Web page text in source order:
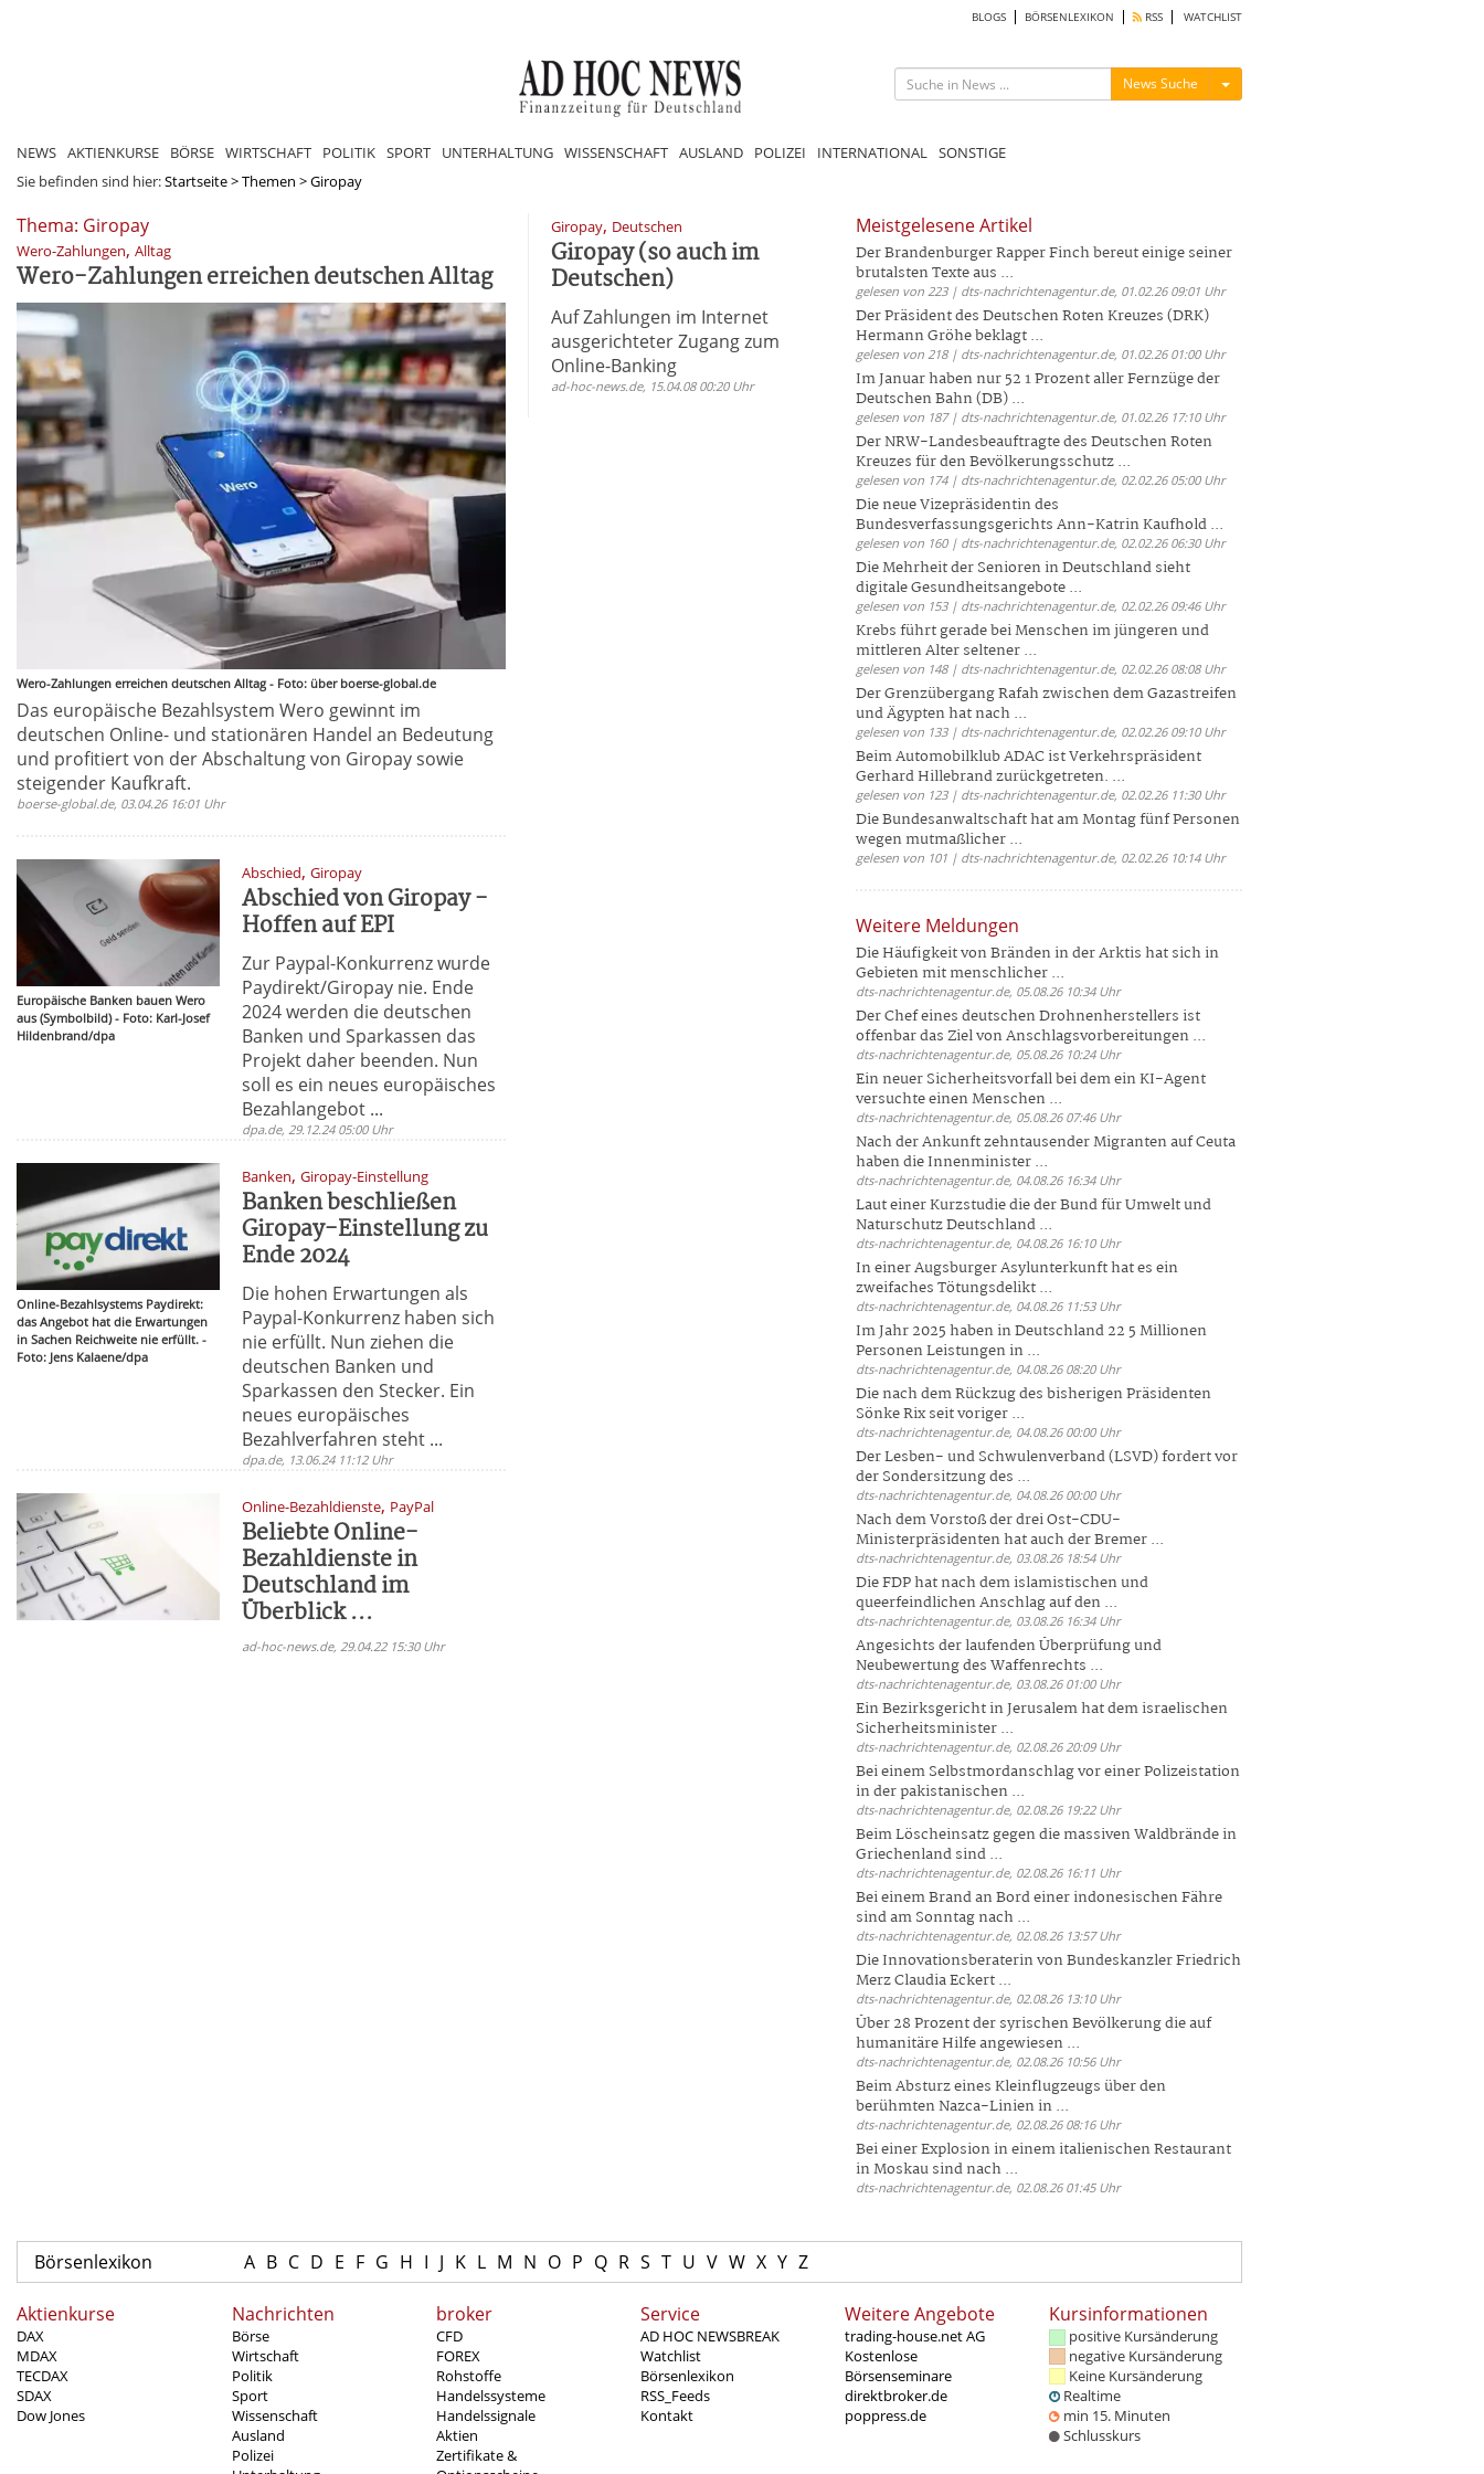
BLOGS BÖRSENLEXIKON RSS WATCHLIST
News Suche Menü ein-/ausblenden
NEWS AKTIENKURSE BÖRSE WIRTSCHAFT POLITIK SPORT UNTERHALTUNG WISSENSCHAFT AUSLAND POLIZEI INTERNATIONAL SONSTIGE
Sie befinden sind hier:Startseite>Themen >Giropay
Thema: Giropay
Wero-Zahlungen, Alltag
Wero-Zahlungen erreichen deutschen Alltag
Wero-Zahlungen erreichen deutschen Alltag - Foto: über boerse-global.de
Das europäische Bezahlsystem Wero gewinnt im
deutschen Online- und stationären Handel an Bedeutung
und profitiert von der Abschaltung von Giropay sowie
steigender Kaufkraft.
boerse-global.de, 03.04.26 16:01 Uhr
Europäische Banken bauen Wero
aus (Symbolbild) - Foto: Karl-Josef
Hildenbrand/dpa
Abschied,Giropay
Abschied von Giropay -
Hoffen auf EPI
Zur Paypal-Konkurrenz wurde
Paydirekt/Giropay nie. Ende
2024 werden die deutschen
Banken und Sparkassen das
Projekt daher beenden. Nun
soll es ein neues europäisches
Bezahlangebot ...
dpa.de, 29.12.24 05:00 Uhr
Online-Bezahlsystems Paydirekt:
das Angebot hat die Erwartungen
in Sachen Reichweite nie erfüllt. -
Foto: Jens Kalaene/dpa
Banken,Giropay-Einstellung
Banken beschließen
Giropay-Einstellung zu
Ende 2024
Die hohen Erwartungen als
Paypal-Konkurrenz haben sich
nie erfüllt. Nun ziehen die
deutschen Banken und
Sparkassen den Stecker. Ein
neues europäisches
Bezahlverfahren steht ...
dpa.de, 13.06.24 11:12 Uhr
Online-Bezahldienste, PayPal
Beliebte Online-
Bezahldienste in
Deutschland im
Überblick ...
ad-hoc-news.de, 29.04.22 15:30 Uhr
Giropay, Deutschen
Giropay (so auch im
Deutschen)
Auf Zahlungen im Internet
ausgerichteter Zugang zum
Online-Banking
ad-hoc-news.de, 15.04.08 00:20 Uhr
Meistgelesene Artikel
Der Brandenburger Rapper Finch bereut einige seiner
brutalsten Texte aus ...
gelesen von 223 | dts-nachrichtenagentur.de, 01.02.26 09:01 Uhr
Der Präsident des Deutschen Roten Kreuzes (DRK)
Hermann Gröhe beklagt ...
gelesen von 218 | dts-nachrichtenagentur.de, 01.02.26 01:00 Uhr
Im Januar haben nur 52 1 Prozent aller Fernzüge der
Deutschen Bahn (DB) ...
gelesen von 187 | dts-nachrichtenagentur.de, 01.02.26 17:10 Uhr
Der NRW-Landesbeauftragte des Deutschen Roten
Kreuzes für den Bevölkerungsschutz ...
gelesen von 174 | dts-nachrichtenagentur.de, 02.02.26 05:00 Uhr
Die neue Vizepräsidentin des
Bundesverfassungsgerichts Ann-Katrin Kaufhold ...
gelesen von 160 | dts-nachrichtenagentur.de, 02.02.26 06:30 Uhr
Die Mehrheit der Senioren in Deutschland sieht
digitale Gesundheitsangebote ...
gelesen von 153 | dts-nachrichtenagentur.de, 02.02.26 09:46 Uhr
Krebs führt gerade bei Menschen im jüngeren und
mittleren Alter seltener ...
gelesen von 148 | dts-nachrichtenagentur.de, 02.02.26 08:08 Uhr
Der Grenzübergang Rafah zwischen dem Gazastreifen
und Ägypten hat nach ...
gelesen von 133 | dts-nachrichtenagentur.de, 02.02.26 09:10 Uhr
Beim Automobilklub ADAC ist Verkehrspräsident
Gerhard Hillebrand zurückgetreten. ...
gelesen von 123 | dts-nachrichtenagentur.de, 02.02.26 11:30 Uhr
Die Bundesanwaltschaft hat am Montag fünf Personen
wegen mutmaßlicher ...
gelesen von 101 | dts-nachrichtenagentur.de, 02.02.26 10:14 Uhr
Weitere Meldungen
Die Häufigkeit von Bränden in der Arktis hat sich in
Gebieten mit menschlicher ...
dts-nachrichtenagentur.de, 05.08.26 10:34 Uhr
Der Chef eines deutschen Drohnenherstellers ist
offenbar das Ziel von Anschlagsvorbereitungen ...
dts-nachrichtenagentur.de, 05.08.26 10:24 Uhr
Ein neuer Sicherheitsvorfall bei dem ein KI-Agent
versuchte einen Menschen ...
dts-nachrichtenagentur.de, 05.08.26 07:46 Uhr
Nach der Ankunft zehntausender Migranten auf Ceuta
haben die Innenminister ...
dts-nachrichtenagentur.de, 04.08.26 16:34 Uhr
Laut einer Kurzstudie die der Bund für Umwelt und
Naturschutz Deutschland ...
dts-nachrichtenagentur.de, 04.08.26 16:10 Uhr
In einer Augsburger Asylunterkunft hat es ein
zweifaches Tötungsdelikt ...
dts-nachrichtenagentur.de, 04.08.26 11:53 Uhr
Im Jahr 2025 haben in Deutschland 22 5 Millionen
Personen Leistungen in ...
dts-nachrichtenagentur.de, 04.08.26 08:20 Uhr
Die nach dem Rückzug des bisherigen Präsidenten
Sönke Rix seit voriger ...
dts-nachrichtenagentur.de, 04.08.26 00:00 Uhr
Der Lesben- und Schwulenverband (LSVD) fordert vor
der Sondersitzung des ...
dts-nachrichtenagentur.de, 04.08.26 00:00 Uhr
Nach dem Vorstoß der drei Ost-CDU-
Ministerpräsidenten hat auch der Bremer ...
dts-nachrichtenagentur.de, 03.08.26 18:54 Uhr
Die FDP hat nach dem islamistischen und
queerfeindlichen Anschlag auf den ...
dts-nachrichtenagentur.de, 03.08.26 16:34 Uhr
Angesichts der laufenden Überprüfung und
Neubewertung des Waffenrechts ...
dts-nachrichtenagentur.de, 03.08.26 01:00 Uhr
Ein Bezirksgericht in Jerusalem hat dem israelischen
Sicherheitsminister ...
dts-nachrichtenagentur.de, 02.08.26 20:09 Uhr
Bei einem Selbstmordanschlag vor einer Polizeistation
in der pakistanischen ...
dts-nachrichtenagentur.de, 02.08.26 19:22 Uhr
Beim Löscheinsatz gegen die massiven Waldbrände in
Griechenland sind ...
dts-nachrichtenagentur.de, 02.08.26 16:11 Uhr
Bei einem Brand an Bord einer indonesischen Fähre
sind am Sonntag nach ...
dts-nachrichtenagentur.de, 02.08.26 13:57 Uhr
Die Innovationsberaterin von Bundeskanzler Friedrich
Merz Claudia Eckert ...
dts-nachrichtenagentur.de, 02.08.26 13:10 Uhr
Über 28 Prozent der syrischen Bevölkerung die auf
humanitäre Hilfe angewiesen ...
dts-nachrichtenagentur.de, 02.08.26 10:56 Uhr
Beim Absturz eines Kleinflugzeugs über den
berühmten Nazca-Linien in ...
dts-nachrichtenagentur.de, 02.08.26 08:16 Uhr
Bei einer Explosion in einem italienischen Restaurant
in Moskau sind nach ...
dts-nachrichtenagentur.de, 02.08.26 01:45 Uhr
Börsenlexikon A B C D E F G H I J K L M N O P Q R S T U V W X Y Z
Aktienkurse
DAX
MDAX
TECDAX
SDAX
Dow Jones
Nachrichten
Börse
Wirtschaft
Politik
Sport
Wissenschaft
Ausland
Polizei
broker
CFD
FOREX
Rohstoffe
Handelssysteme
Handelssignale
Aktien
Zertifikate &
Service
AD HOC NEWSBREAK
Watchlist
Börsenlexikon
RSS_Feeds
Kontakt
Weitere Angebote
trading-house.net AG
Kostenlose
Börsenseminare
direktbroker.de
poppress.de
Kursinformationen
positive Kursänderung
negative Kursänderung
Keine Kursänderung
Realtime
min 15. Minuten
Schlusskurs